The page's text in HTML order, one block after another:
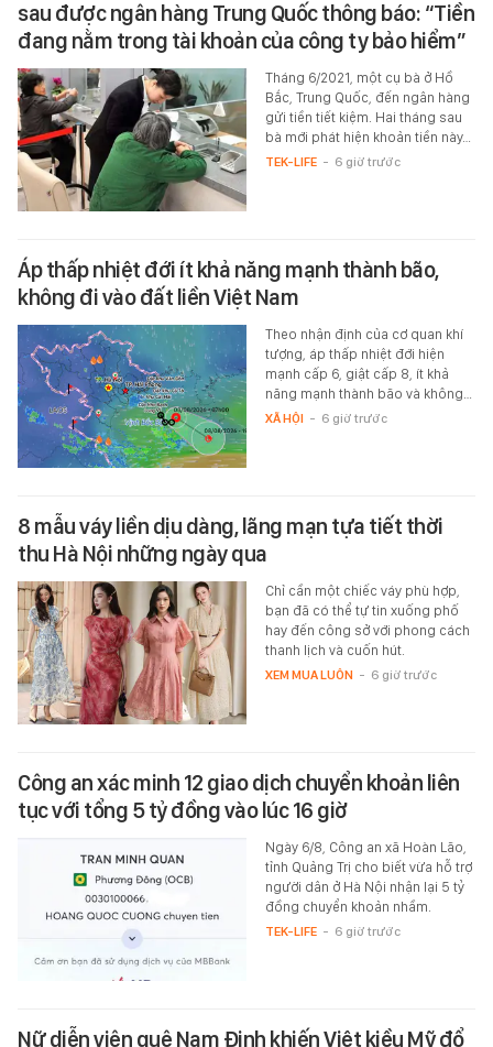
sau được ngân hàng Trung Quốc thông báo: “Tiền
đang nằm trong tài khoản của công ty bảo hiểm”
Tháng 6/2021, một cụ bà ở Hồ
Bắc, Trung Quốc, đến ngân hàng
gửi tiền tiết kiệm. Hai tháng sau
bà mới phát hiện khoản tiền này…
TEK-LIFE - 6 giờ trước
Áp thấp nhiệt đới ít khả năng mạnh thành bão,
không đi vào đất liền Việt Nam
Theo nhận định của cơ quan khí
tượng, áp thấp nhiệt đới hiện
mạnh cấp 6, giật cấp 8, ít khả
năng mạnh thành bão và không…
XÃ HỘI - 6 giờ trước
8 mẫu váy liền dịu dàng, lãng mạn tựa tiết thời
thu Hà Nội những ngày qua
Chỉ cần một chiếc váy phù hợp,
bạn đã có thể tự tin xuống phố
hay đến công sở với phong cách
thanh lịch và cuốn hút.
XEM MUA LUÔN - 6 giờ trước
Công an xác minh 12 giao dịch chuyển khoản liên
tục với tổng 5 tỷ đồng vào lúc 16 giờ
Ngày 6/8, Công an xã Hoàn Lão,
tỉnh Quảng Trị cho biết vừa hỗ trợ
người dân ở Hà Nội nhận lại 5 tỷ
đồng chuyển khoản nhầm.
TEK-LIFE - 6 giờ trước
Nữ diễn viên quê Nam Định khiến Việt kiều Mỹ đổ